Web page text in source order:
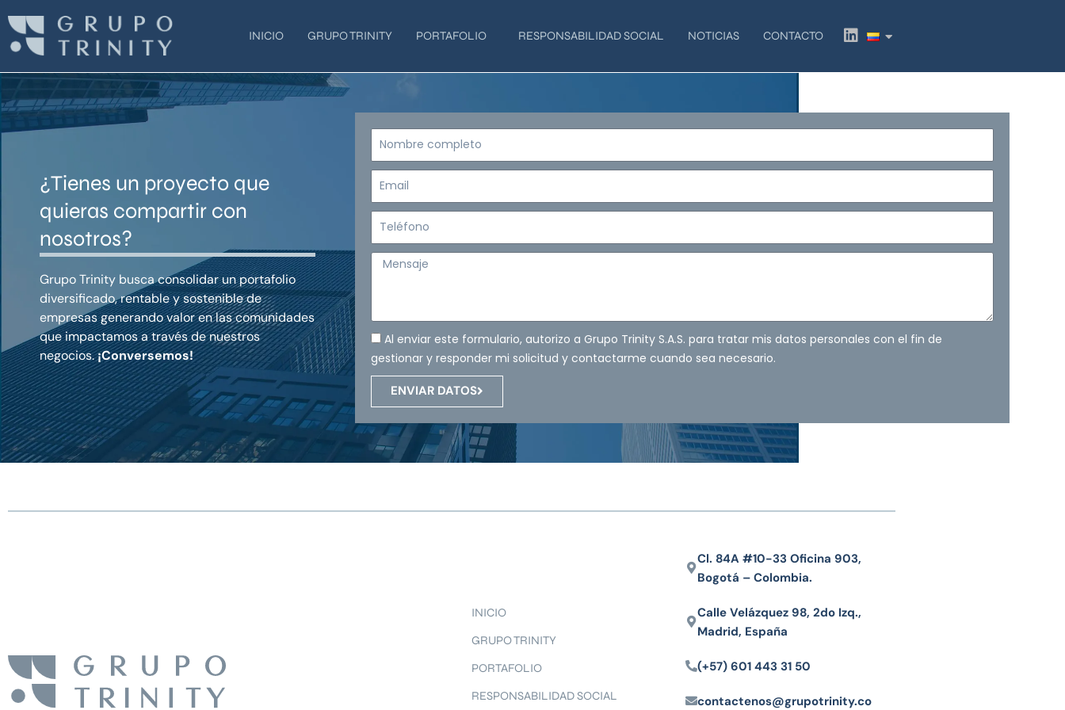
contenido
INICIO GRUPO TRINITY PORTAFOLIO RESPONSABILIDAD SOCIAL NOTICIAS CONTACTO
L
i
k
¿Tienes un proyecto que
quieras compartir con
nosotros?
Grupo Trinity busca consolidar un portafolio
diversificado, rentable y sostenible de
empresas generando valor en las comunidades
que impactamos a través de nuestros
negocios.¡Conversemos!
Nombre
Email
Teléfono
Mensaje
Al enviar este formulario, autorizo a Grupo Trinity S.A.S. para tratar mis datos personales con el fin de
gestionar y responder mi solicitud y contactarme cuando sea necesario.
ENVIAR DATOS
INICIO
GRUPO TRINITY
PORTAFOLIO
RESPONSABILIDAD SOCIAL
Cl. 84A #10-33 Oficina 903,
Bogotá – Colombia.
Calle Velázquez 98, 2do Izq.,
Madrid, España
(+57) 601 443 31 50
contactenos@grupotrinity.co